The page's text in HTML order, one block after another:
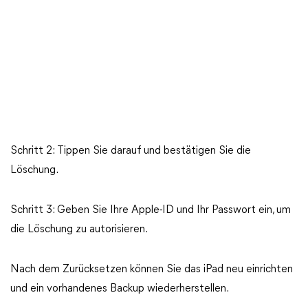
Schritt 2: Tippen Sie darauf und bestätigen Sie die
Löschung.
Schritt 3: Geben Sie Ihre Apple-ID und Ihr Passwort ein, um
die Löschung zu autorisieren.
Nach dem Zurücksetzen können Sie das iPad neu einrichten
und ein vorhandenes Backup wiederherstellen.